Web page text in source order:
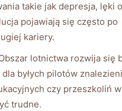
⁤takie jak depresja, lęki
pojawiają się często ​po
kariery.
lotnictwa rozwija się
byłych pilotów
czy przeszkoliń
trudne.